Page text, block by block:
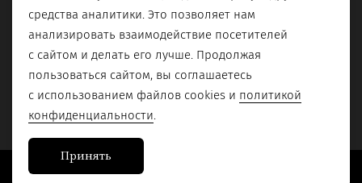
Оставить обращение Официальная почта:
vorkteatrdr@mail.ru
средства аналитики. Это позволяет нам
анализировать взаимодействие посетителей
с сайтом и делать его лучше. Продолжая
пользоваться сайтом, вы соглашаетесь
с использованием файлов cookies и политикой
конфиденциальности.
Принять
Сайт разработан в